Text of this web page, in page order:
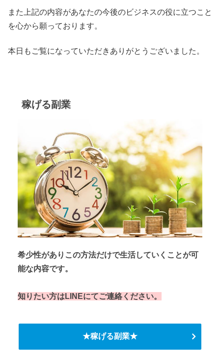
また上記の内容があなたの今後のビジネスの役に立つこと
を心から願っております。
本日もご覧になっていただきありがとうございました。
稼げる副業
希少性がありこの方法だけで生活していくことが可
能な内容です。
知りたい方はLINEにてご連絡ください。
★稼げる副業★